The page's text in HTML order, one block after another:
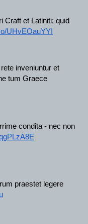
Craft et Latiniti; quid
UHvEOauYYI
inveniuntur et
tum Graece
condita - nec non
praestet legere